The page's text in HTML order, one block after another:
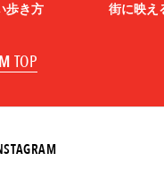
歩き方 街に映え
TOP